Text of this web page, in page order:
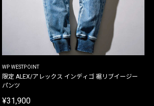
WP WESTPOINT
限定 ALEX/アレックス インディゴ 裾リブイージー
パンツ
¥31,900